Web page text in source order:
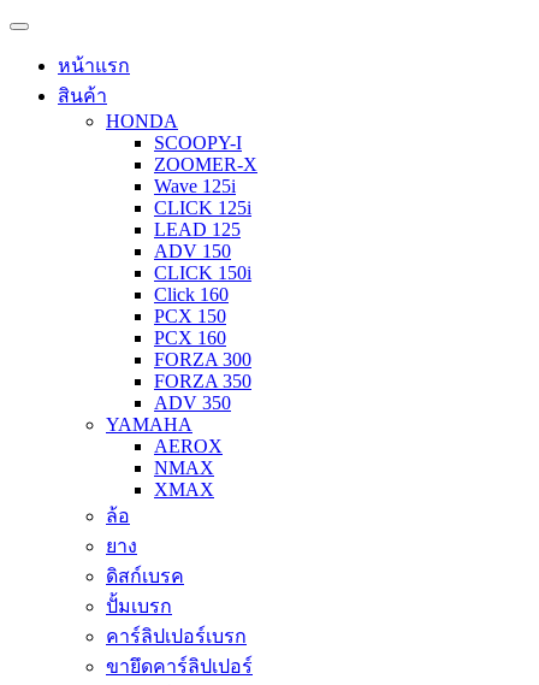
หน้าแรก
สินค้า
HONDA
SCOOPY-I
ZOOMER-X
Wave 125i
CLICK 125i
LEAD 125
ADV 150
CLICK 150i
Click 160
PCX 150
PCX 160
FORZA 300
FORZA 350
ADV 350
YAMAHA
AEROX
NMAX
XMAX
ล้อ
ยาง
ดิสก์เบรค
ปั้มเบรก
คาร์ลิปเปอร์เบรก
ขายึดคาร์ลิปเปอร์